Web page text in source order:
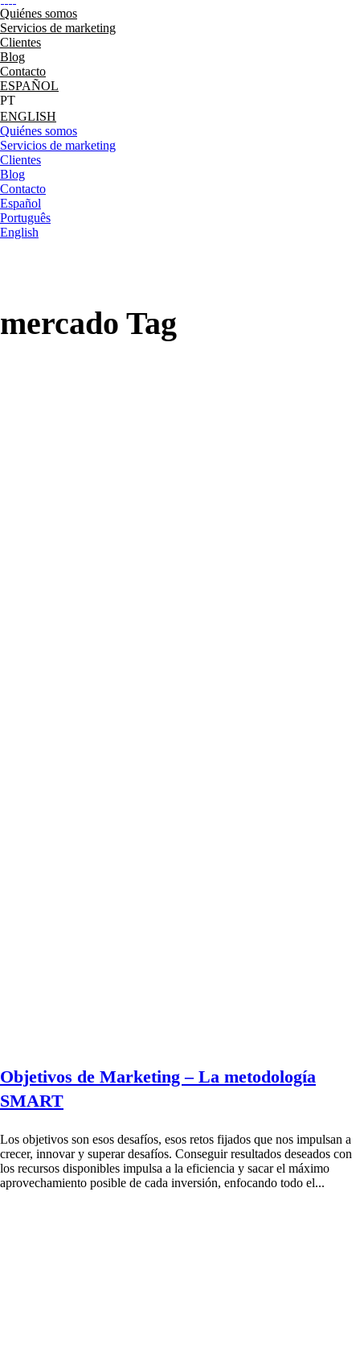
Quiénes somos
Servicios de marketing
Clientes
Blog
Contacto
ESPAÑOL
ENGLISH
Quiénes somos
Servicios de marketing
Clientes
Blog
Contacto
Español
Português
English
mercado Tag
Objetivos de Marketing – La metodología
SMART
Los objetivos son esos desafíos, esos retos fijados que nos impulsan a
crecer, innovar y superar desafíos. Conseguir resultados deseados con
los recursos disponibles impulsa a la eficiencia y sacar el máximo
aprovechamiento posible de cada inversión, enfocando todo el...